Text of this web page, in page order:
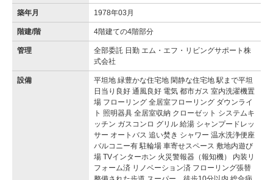
築年月 1978年03月
階建/階 4階建ての4階部分
管理
全部委託 日勤 エム・エフ・リビングサポート株
式会社
設備
平坦地 緑豊かな住宅地 閑静な住宅地 駅まで平坦
日当り良好 通風良好 電気 都市ガス 室内洗濯機置
場 フローリング 全居室フローリング ダウンライ
ト 照明器具 全居室収納 クローゼット システムキ
ッチン ガスコンロ グリル 給湯 シャンプードレッ
サー オートバス 追い焚き シャワー 温水洗浄便座
バルコニー有 駐輪場 車寄せスペース 敷地内遊び
場 TVインターホン 火災警報器（報知機） 内装リ
フォーム済 リノベーション済 フローリング張替